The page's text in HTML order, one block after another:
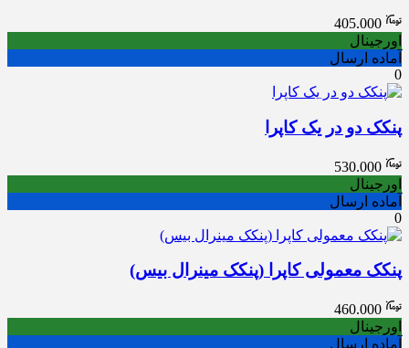
405.000
اورجینال
آماده ارسال
0
پنکک دو در یک کاپرا
530.000
اورجینال
آماده ارسال
0
پنکک معمولی کاپرا (پنکک مینرال بیس)
460.000
اورجینال
آماده ارسال